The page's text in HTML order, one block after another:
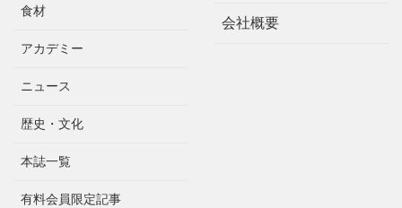
食材
アカデミー
ニュース
歴史・文化
本誌一覧
有料会員限定記事
会社概要